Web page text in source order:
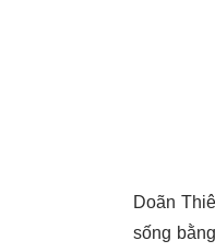
Doãn
sống